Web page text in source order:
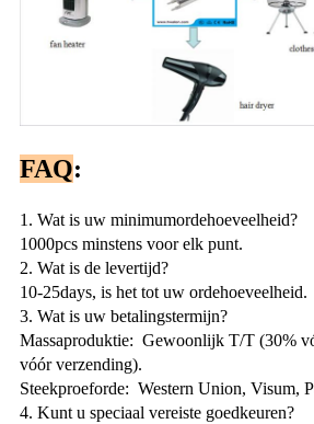
FAQ:
1. Wat is uw minimumordehoeveelheid?
1000pcs minstens voor elk punt.
2. Wat is de levertijd?
10-25days, is het tot uw ordehoeveelheid.
3. Wat is uw betalingstermijn?
Massaproduktie: Gewoonlijk T/T (30%
vóór verzending).
Steekproeforde: Western Union, Visum,
4. Kunt u speciaal vereiste goedkeuren?